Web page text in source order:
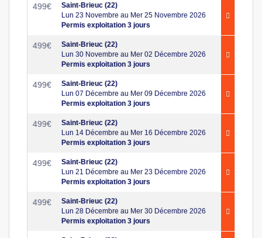
499€
Saint-Brieuc (22)
Lun 23 Novembre au Mer 25 Novembre 2026
Permis exploitation 3 jours
499€
Saint-Brieuc (22)
Lun 30 Novembre au Mer 02 Décembre 2026
Permis exploitation 3 jours
499€
Saint-Brieuc (22)
Lun 07 Décembre au Mer 09 Décembre 2026
Permis exploitation 3 jours
499€
Saint-Brieuc (22)
Lun 14 Décembre au Mer 16 Décembre 2026
Permis exploitation 3 jours
499€
Saint-Brieuc (22)
Lun 21 Décembre au Mer 23 Décembre 2026
Permis exploitation 3 jours
499€
Saint-Brieuc (22)
Lun 28 Décembre au Mer 30 Décembre 2026
Permis exploitation 3 jours